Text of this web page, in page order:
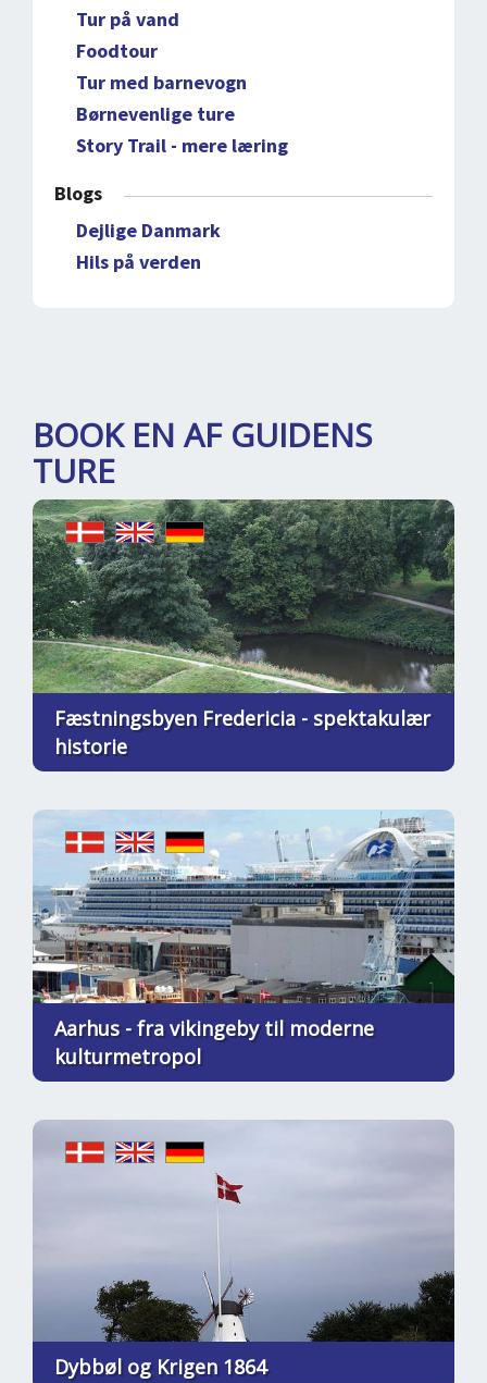
Tur på vand
Foodtour
Tur med barnevogn
Børnevenlige ture
Story Trail - mere læring
Blogs
Dejlige Danmark
Hils på verden
BOOK EN AF GUIDENS
TURE
Fæstningsbyen Fredericia - spektakulær
historie
Aarhus - fra vikingeby til moderne
kulturmetropol
Dybbøl og Krigen 1864